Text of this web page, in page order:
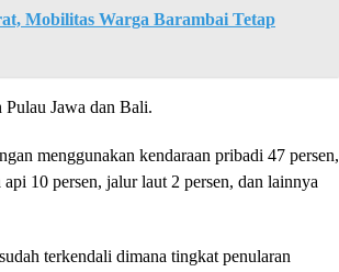
Mobilitas Warga Barambai Tetap
Pulau Jawa dan Bali.
menggunakan kendaraan pribadi 47 persen,
10 persen, jalur laut 2 persen, dan lainnya
terkendali dimana tingkat penularan